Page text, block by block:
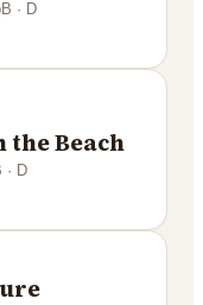
B · D
the Beach
· D